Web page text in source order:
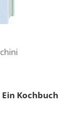
Kochbuch